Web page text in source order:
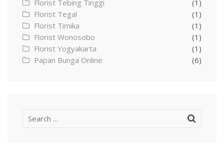
Florist Tebing Tinggi
(1)
Florist Tegal
(1)
Florist Timika
(1)
Florist Wonosobo
(1)
Florist Yogyakarta
(1)
Papan Bunga Online
(6)
Search